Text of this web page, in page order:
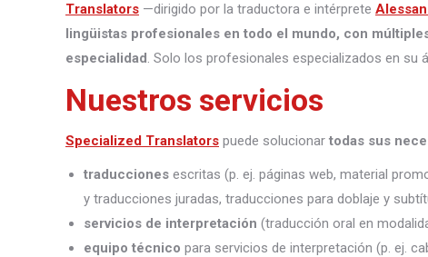
Translators —dirigido por la traductora e intérprete
lingüistas profesionales en todo el mundo, con
especialidad . Solo los profesionales especializados en su
Nuestros servicios
Specialized Translators puede solucionar todas sus
traducciones escritas (p. ej. páginas web, material
y traducciones juradas, traducciones para doblaje y
servicios de interpretación (traducción oral en
equipo técnico para servicios de interpretación (p. ej.